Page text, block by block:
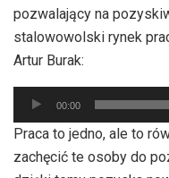
pozwalający na
stalowowolski rynek
Artur Burak:
Odtwarzacz
plików
dźwiękowych
00:00
Praca to jedno, ale to
zachęcić te osoby do